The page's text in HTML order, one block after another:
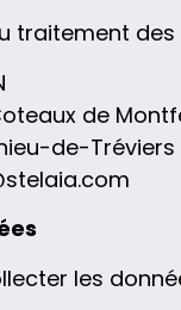
traitement
de
de-Tréviers
les